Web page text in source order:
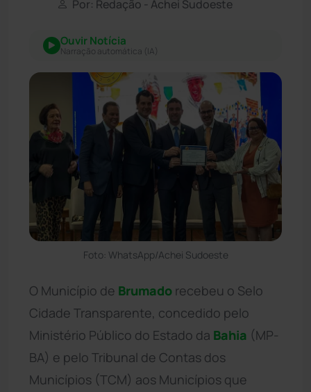
Por: Redação - Achei Sudoeste
Ouvir Notícia
Narração automática (IA)
Foto: WhatsApp/Achei Sudoeste
O Município de Brumado recebeu o Selo
Cidade Transparente, concedido pelo
Ministério Público do Estado da Bahia (MP-
BA) e pelo Tribunal de Contas dos
Municípios (TCM) aos Municípios que